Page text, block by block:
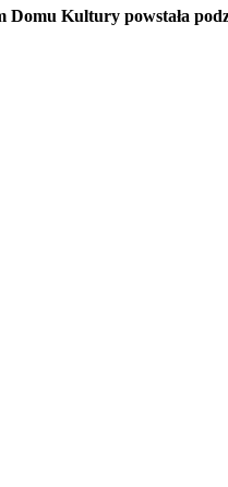
Kultury powstała